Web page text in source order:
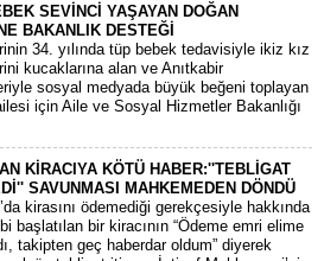
SEVİNCİ YAŞAYAN DOĞAN
BAKANLIK DESTEĞİ
34. yılında tüp bebek tedavisiyle ikiz kız
kucaklarına alan ve Anıtkabir
sosyal medyada büyük beğeni toplayan
için Aile ve Sosyal Hizmetler Bakanlığı
KİRACIYA KÖTÜ HABER:''TEBLİGAT
SAVUNMASI MAHKEMEDEN DÖNDÜ
kirasını ödemediği gerekçesiyle hakkında
başlatılan bir kiracının “Ödeme emri elime
takipten geç haberdar oldum” diyerek